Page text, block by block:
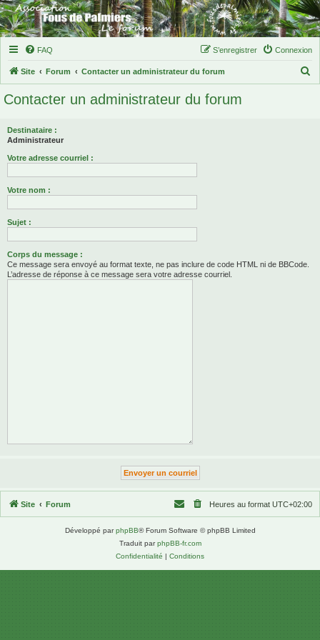
FAQ Connexion
S’enregistrer
Site Forum Contacter un administrateur du forum
Contacter un administrateur du forum
Destinataire :
Administrateur
Votre adresse courriel :
Votre nom :
Sujet :
Corps du message :
Ce message sera envoyé au format texte, ne pas inclure de code HTML ni de BBCode.
L’adresse de réponse à ce message sera votre adresse courriel.
Site Forum Heures au format UTC+02:00
Développé parphpBB® Forum Software © phpBB Limited
Traduit parphpBB-fr.com
Confidentialité | Conditions